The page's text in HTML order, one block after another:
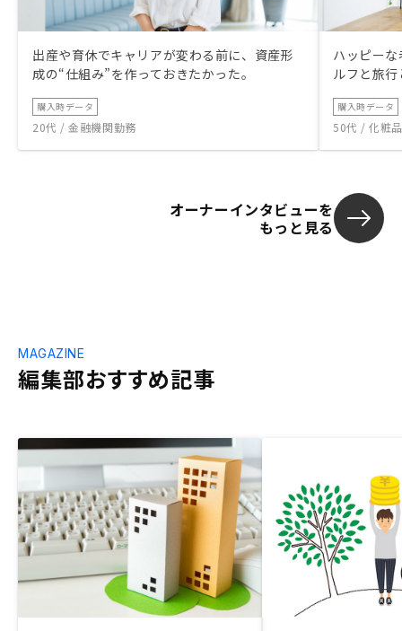
出産や育休でキャリアが変わる前に、資産形
成の“仕組み”を作っておきたかった。
購入時データ
20代 / 金融機関勤務
ハッピー
ルフと旅
購入時データ
50代 / 化粧
オーナーインタビューを
もっと見る
編集部おすすめ記事
MAGAZINE